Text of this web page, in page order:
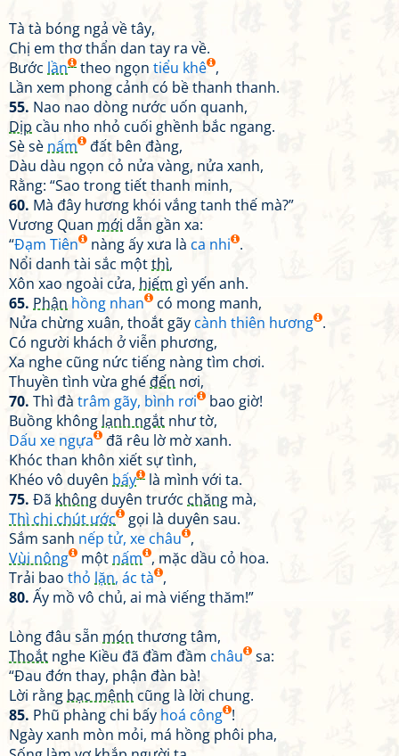
Tà tà bóng ngả về tây,
Chị em thơ thẩn dan tay ra về.
Bước lần theo ngọn tiểu khê ,
Lần xem phong cảnh có bề thanh thanh.
55. Nao nao dòng nước uốn quanh,
Dịp cầu nho nhỏ cuối ghềnh bắc ngang.
Sè sè nấm
đất bên đàng,
Dàu dàu ngọn cỏ nửa vàng, nửa xanh,
Rằng: “Sao trong tiết thanh minh,
60. Mà đây hương khói vắng tanh thế mà?”
Vương Quan mới dẫn gần xa:
“Đạm Tiên nàng ấy xưa là ca nhi .
Nổi danh tài sắc mộtthì,
Xôn xao ngoài cửa, hiếm gì yến anh.
65. Phận hồng nhan
có mong manh,
Nửa chừng xuân, thoắt gãy cành thiên hương .
Có người khách ở viễn phương,
Xa nghe cũng nức tiếng nàng tìm chơi.
Thuyền tình vừa ghéđến nơi,
70. Thì đà trâm gãy, bình rơi
bao giờ!
Buồng không lạnh ngắt như tờ,
Dấu xe ngựa
đã rêu lờ mờ xanh.
Khóc than khôn xiết sự tình,
Khéo vô duyên bấy
là mình với ta.
75. Đã khôngduyên trước chăng mà,
Thì chi chút ước
gọi là duyên sau.
Sắm sanh nếp tử, xe châu ,
Vùi nông
một nấm , mặc dầu cỏ hoa.
Trải bao thỏ lặn, ác tà ,
80. Ấy mồ vô chủ, ai mà viếng thăm!”
Lòng đâu sẵn món thương tâm,
Thoắt nghe Kiều đã đầm đầm châu
sa:
“Đau đớn thay, phận đàn bà!
Lời rằng bạc mệnh cũng là lời chung.
85. Phũ phàng chi bấy hoá công !
Ngày xanh mòn mỏi, má hồng phôi pha,